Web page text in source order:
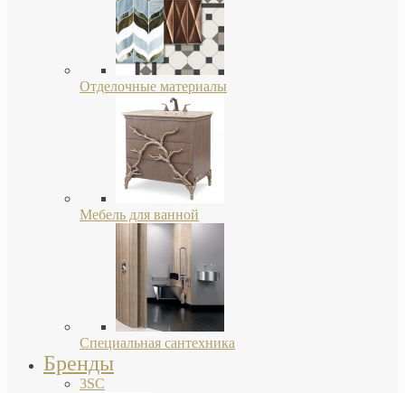
Отделочные материалы
Мебель для ванной
Специальная сантехника
Бренды
3SC